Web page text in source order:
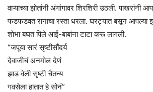
वाऱ्याच्या झोतांनी अंगांगावर शिरशिरी उठली.
फडफडवत रानाचा रस्ता धरला. घरट्यात बसून आपल्या
शोभा बघत पिले आई-बाबांना टाटा करू लागली.
“जपूया सारं सृष्टीसौंदर्य
देवाजीचं अनमोल देणं
झाड वेली सृष्टी चैतन्य
गवसेला हातात हे सोनं”